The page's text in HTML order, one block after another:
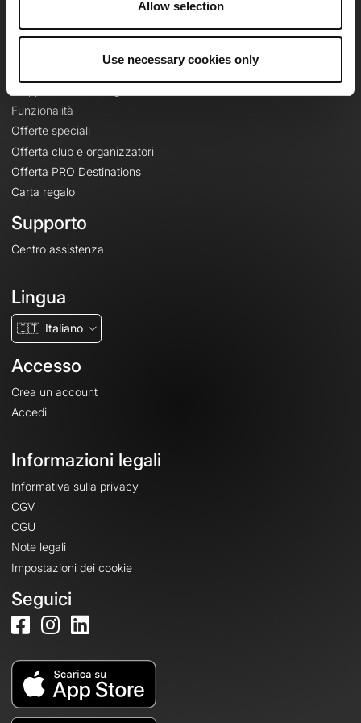
Allow selection
Use necessary cookies only
Le Mag'
Funzionalità
Offerte speciali
Offerta club e organizzatori
Offerta PRO Destinations
Carta regalo
Supporto
Centro assistenza
Lingua
🇮🇹 Italiano
Accesso
Crea un account
Accedi
Informazioni legali
Informativa sulla privacy
CGV
CGU
Note legali
Impostazioni dei cookie
Seguici